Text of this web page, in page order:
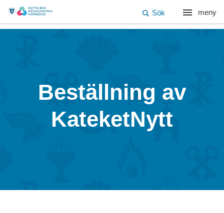
meny
Sök
Beställning av
KateketNytt